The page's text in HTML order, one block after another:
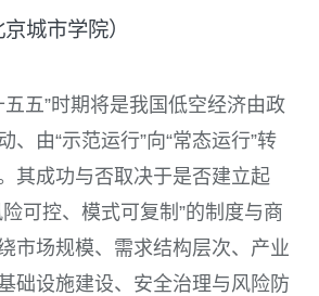
城市学院）
五”时期将是我国低空经济由政
、由“示范运行”向“常态运行”转
其成功与否取决于是否建立起
可控、模式可复制”的制度与商
市场规模、需求结构层次、产业
础设施建设、安全治理与风险防